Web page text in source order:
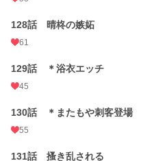
128話 晴柊の嫉妬
61
129話 ＊浴衣エッチ
45
130話 ＊またもや刺客登場
55
131話 搔き乱される